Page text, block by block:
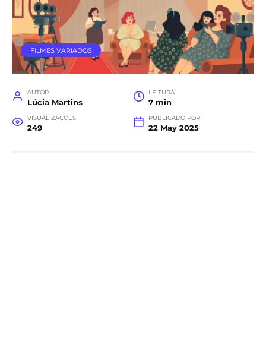
FILMES VARIADOS
AUTOR
Lúcia Martins
LEITURA
7 min
VISUALIZAÇÕES
249
PUBLICADO POR
22 May 2025